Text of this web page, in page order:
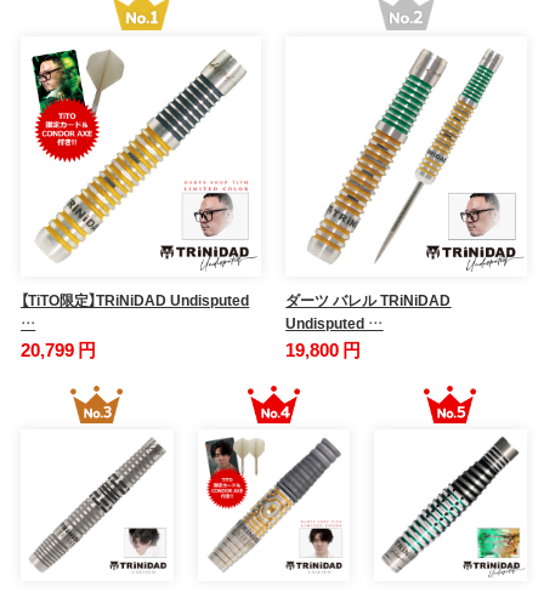
【TiTO限定】TRiNiDAD Undisputed
…
20,799 円
ダーツ バレル TRiNiDAD
Undisputed …
19,800 円